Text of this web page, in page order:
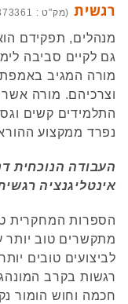
רגשית (מק"ט : 2373361)
מנהלים, תפקידם
גם לקיים סביבה
מורה המגיב
וצרכיהם. מורה אשר
התלמידים קשים
נפרד ממקצוע
העבודה הנוכחית
אינטליגנציה
הספרות המחקרית
מתקשרים טוב יותר
לביצועים טובים
רגשות בקרב
חכמה וחוש הומור